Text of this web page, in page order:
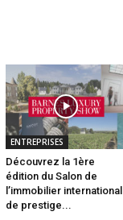
ENTREPRISES
Découvrez la 1ère
édition du Salon de
l’immobilier international
de prestige...